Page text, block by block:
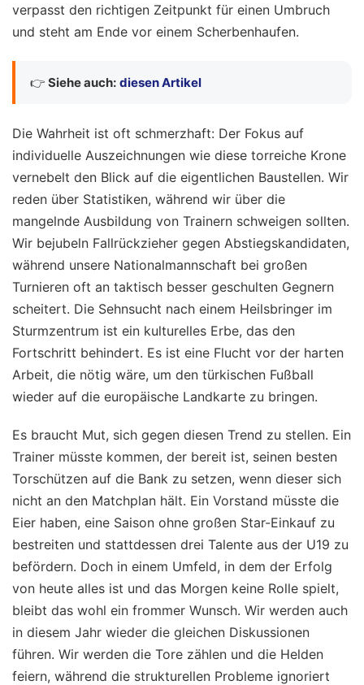
verpasst den richtigen Zeitpunkt für einen Umbruch
und steht am Ende vor einem Scherbenhaufen.
👉 Siehe auch: diesen Artikel
Die Wahrheit ist oft schmerzhaft: Der Fokus auf
individuelle Auszeichnungen wie diese torreiche Krone
vernebelt den Blick auf die eigentlichen Baustellen. Wir
reden über Statistiken, während wir über die
mangelnde Ausbildung von Trainern schweigen sollten.
Wir bejubeln Fallrückzieher gegen Abstiegskandidaten,
während unsere Nationalmannschaft bei großen
Turnieren oft an taktisch besser geschulten Gegnern
scheitert. Die Sehnsucht nach einem Heilsbringer im
Sturmzentrum ist ein kulturelles Erbe, das den
Fortschritt behindert. Es ist eine Flucht vor der harten
Arbeit, die nötig wäre, um den türkischen Fußball
wieder auf die europäische Landkarte zu bringen.
Es braucht Mut, sich gegen diesen Trend zu stellen. Ein
Trainer müsste kommen, der bereit ist, seinen besten
Torschützen auf die Bank zu setzen, wenn dieser sich
nicht an den Matchplan hält. Ein Vorstand müsste die
Eier haben, eine Saison ohne großen Star-Einkauf zu
bestreiten und stattdessen drei Talente aus der U19 zu
befördern. Doch in einem Umfeld, in dem der Erfolg
von heute alles ist und das Morgen keine Rolle spielt,
bleibt das wohl ein frommer Wunsch. Wir werden auch
in diesem Jahr wieder die gleichen Diskussionen
führen. Wir werden die Tore zählen und die Helden
feiern, während die strukturellen Probleme ignoriert